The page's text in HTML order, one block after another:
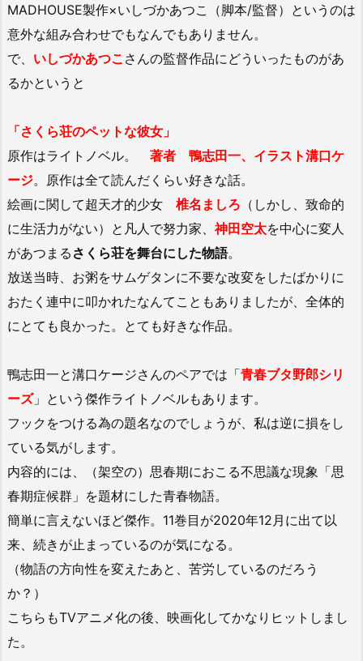
MADHOUSE製作×いしづかあつこ（脚本/監督）というのは
意外な組み合わせでもなんでもありません。
で、 いしづかあつこ さんの監督作品にどういったものがあ
るかというと
「さくら荘のペットな彼女」
原作はライトノベル。 著者 鴨志田一、イラスト溝口ケ
ージ。原作は全て読んだくらい好きな話。
絵画に関して超天才的少女 椎名ましろ （しかし、致命的
に生活力がない）と凡人で努力家、 神田空太を中心に変人
があつまる さくら荘を舞台にした物語。
放送当時、お粥をサムゲタンに不要な改変をしたばかりに
おたく連中に叩かれたなんてこともありましたが、全体的
にとても良かった。とても好きな作品。
鴨志田一と溝口ケージさんのペアでは「青春ブタ野郎シリ
ーズ」という傑作ライトノベルもあります。
フックをつける為の題名なのでしょうが、私は逆に損をし
ている気がします。
内容的には、（架空の）思春期におこる不思議な現象「思
春期症候群」を題材にした青春物語。
簡単に言えないほど傑作。11巻目が2020年12月に出て以
来、続きが止まっているのが気になる。
（物語の方向性を変えたあと、苦労しているのだろう
か？）
こちらもTVアニメ化の後、映画化してかなりヒットしまし
た。